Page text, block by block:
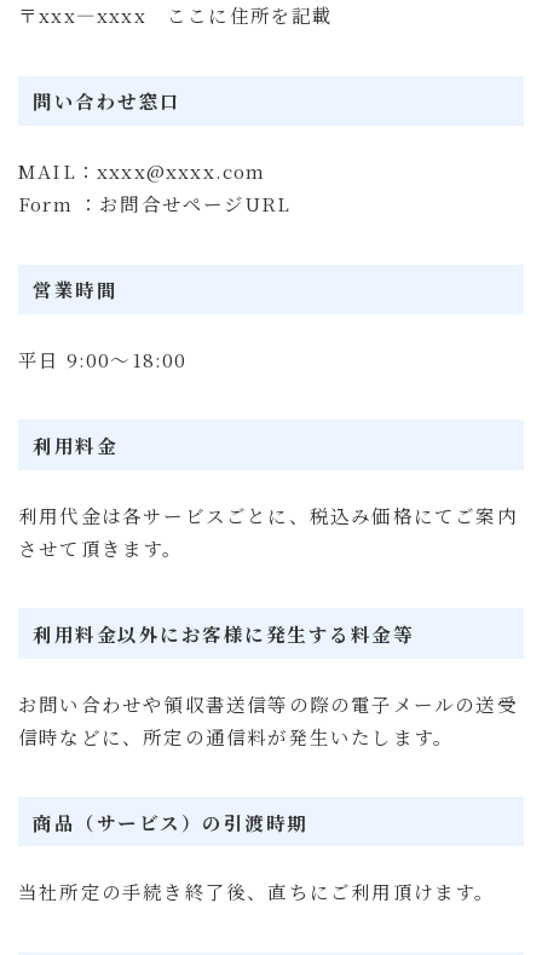
〒xxx―xxxx ここに住所を記載
問い合わせ窓口
MAIL：xxxx@xxxx.com
Form ：お問合せページURL
営業時間
平日 9:00～18:00
利用料金
利用代金は各サービスごとに、税込み価格にてご案内
させて頂きます。
利用料金以外にお客様に発生する料金等
お問い合わせや領収書送信等の際の電子メールの送受
信時などに、所定の通信料が発生いたします。
商品（サービス）の引渡時期
当社所定の手続き終了後、直ちにご利用頂けます。